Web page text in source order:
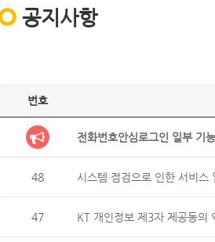
공지사항
번호
전화번호안심로그인 일부 기
48 시스템 점검으로 인한 서비
47 KT 개인정보 제3자 제공동의